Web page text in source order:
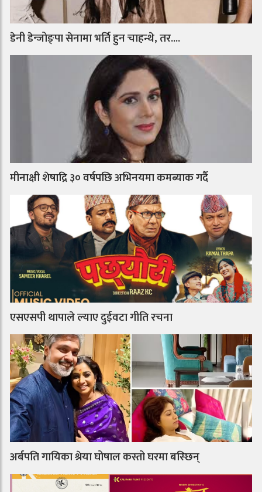
डेनी डेन्जोङ्पा सेनामा भर्ति हुन चाहन्थे, तर....
मीनाक्षी शेषाद्रि ३० वर्षपछि अभिनयमा कमब्याक गर्दै
एसएसपी थापाले ल्याए दुईवटा गीति रचना
अर्बपति गायिका श्रेया घोषाल कस्तो घरमा बस्छिन्